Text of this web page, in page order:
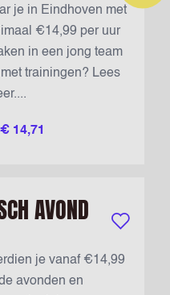
Job alert
€ 14,71
je in Eindhoven met
€14,99 per uur
in een jong team
trainingen? Lees
AVOND
Bewaar
je vanaf €14,99
avonden en